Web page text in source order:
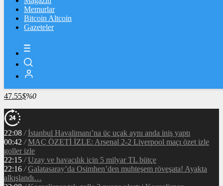
ETHEREUM
90761 Ξ%2.2
RİPPLE
49.86
%-1.9
TETHER
47.55$%0
Memurlar
Bitcoin Altcoin
Gazeteler
22:08 / İstanbul Havalimanı’na üç uçak aynı anda iniş yaptı
00:42 / MAÇ ÖZETİ İZLE: Arsenal 2-2 Liverpool maçı özet izle
goller izle
22:15 / Uzay ve havacılık için 5 milyar TL bütçe
22:16 / Galatasaray’da Osimhen’den muhteşem röveşata! Ayakta
alkışlandı…